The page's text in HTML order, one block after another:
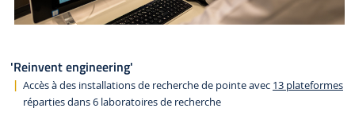
'Reinvent engineering'
Accès à des installations de recherche de pointe avec 13 plateformes
réparties dans 6 laboratoires de recherche